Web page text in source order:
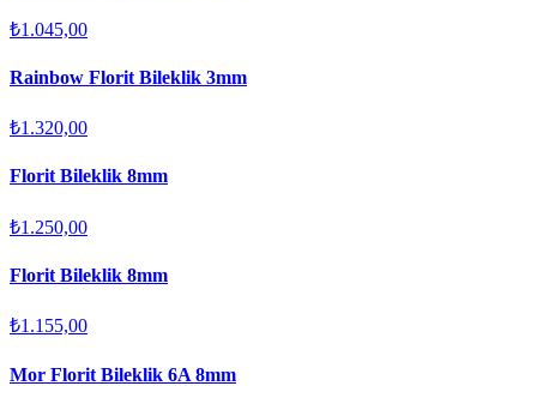
₺1.045,00
Rainbow Florit Bileklik 3mm
₺1.320,00
Florit Bileklik 8mm
₺1.250,00
Florit Bileklik 8mm
₺1.155,00
Mor Florit Bileklik 6A 8mm